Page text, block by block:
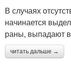
В случаях
начинается
раны, выпадают
читать дальше →